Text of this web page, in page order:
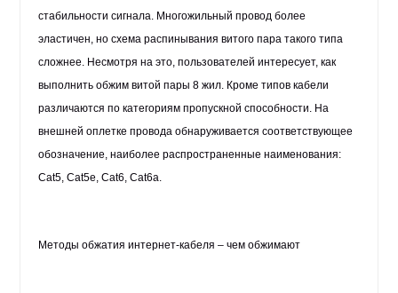
стабильности сигнала. Многожильный провод более
эластичен, но схема распинывания витого пара такого типа
сложнее. Несмотря на это, пользователей интересует, как
выполнить обжим витой пары 8 жил. Кроме типов кабели
различаются по категориям пропускной способности. На
внешней оплетке провода обнаруживается соответствующее
обозначение, наиболее распространенные наименования:
Cat5, Cat5e, Cat6, Cat6a.
Методы обжатия интернет-кабеля – чем обжимают